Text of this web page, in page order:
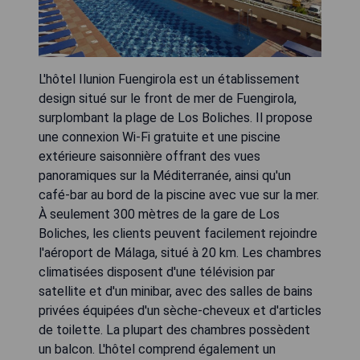
L'hôtel Ilunion Fuengirola est un établissement
design situé sur le front de mer de Fuengirola,
surplombant la plage de Los Boliches. Il propose
une connexion Wi-Fi gratuite et une piscine
extérieure saisonnière offrant des vues
panoramiques sur la Méditerranée, ainsi qu'un
café-bar au bord de la piscine avec vue sur la mer.
À seulement 300 mètres de la gare de Los
Boliches, les clients peuvent facilement rejoindre
l'aéroport de Málaga, situé à 20 km. Les chambres
climatisées disposent d'une télévision par
satellite et d'un minibar, avec des salles de bains
privées équipées d'un sèche-cheveux et d'articles
de toilette. La plupart des chambres possèdent
un balcon. L'hôtel comprend également un